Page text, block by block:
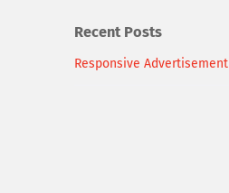
Recent Posts
Responsive Advertisement